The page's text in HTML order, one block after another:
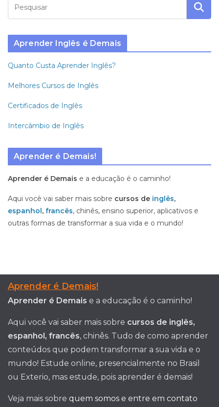
Aprender Inglês é Demais
Quanto Custa Aprender Inglês?
Melhores Cursos de Inglês
Certificados de Inglês
Intercâmbio de Inglês
Aprender é Demais!
Aprender é Demais e a educação é o caminho!
Aqui você vai saber mais sobre cursos de inglês,
espanhol, francês, chinês, ensino superior, aplicativos e
outras formas de transformar a sua vida e o mundo!
Aprender é Demais!
Aprender é Demais e a educação é o caminho!
Aqui você vai saber mais sobre cursos de inglês,
espanhol, francês, chinês. Tudo de como aprender
conteúdos que podem transformar a sua vida e o
mundo! Estude online, presencialmente no Brasil
ou Exterio, mas estude, pois aprender é demais!
Veja mais sobre quem somos e entre em contato